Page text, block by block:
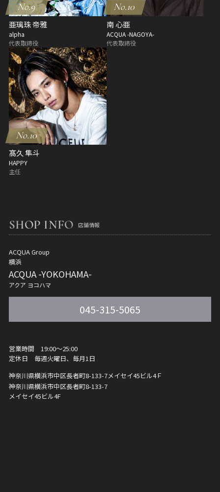
No.9
亜璃珠 帝雅
alpha
代表取締役
No.10
南 心亜
ACQUA -NAGOYA-
代表取締役
No.10
髙久 隼斗
HAPPY
主任
SHOP INFO 店舗情報
ACQUA Group
横浜
ACQUA -YOKOHAMA-
アクア ヨコハマ
045-315-5065
営業時間 19:00～25:00
定休日 毎週火曜日、毎月1日
神奈川県横浜市中区長者町8-133-7メイセイ45ビル4Ｆ
神奈川県横浜市中区長者町8-133-7
メイセイ45ビル4F